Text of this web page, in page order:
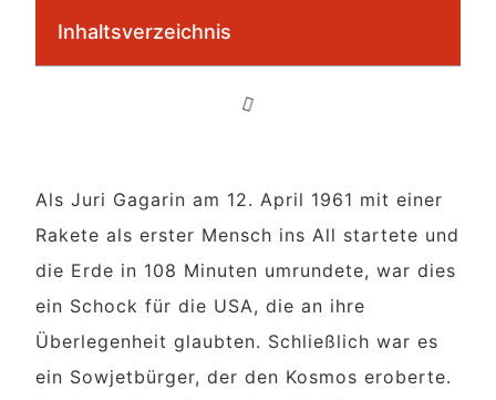
Inhaltsverzeichnis
Als Juri Gagarin am 12. April 1961 mit einer
Rakete als erster Mensch ins All startete und
die Erde in 108 Minuten umrundete, war dies
ein Schock für die USA, die an ihre
Überlegenheit glaubten. Schließlich war es
ein Sowjetbürger, der den Kosmos eroberte.